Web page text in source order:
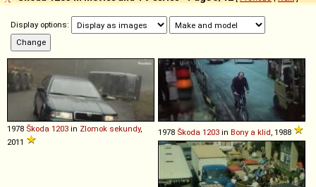
Display options:
1978 Škoda 1203 in Zlomok sekundy,
2011
1978 Škoda 1203 in Bony a klid , 1988